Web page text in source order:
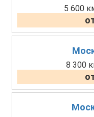
5 600
8 300